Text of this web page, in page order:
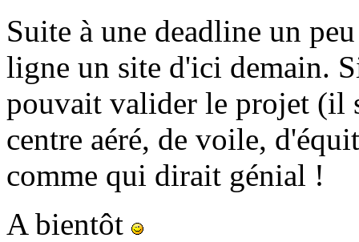
Suite à une deadline un
ligne un site d'ici demain.
pouvait valider le projet (il
centre aéré, de voile,
comme qui dirait génial !
A bientôt